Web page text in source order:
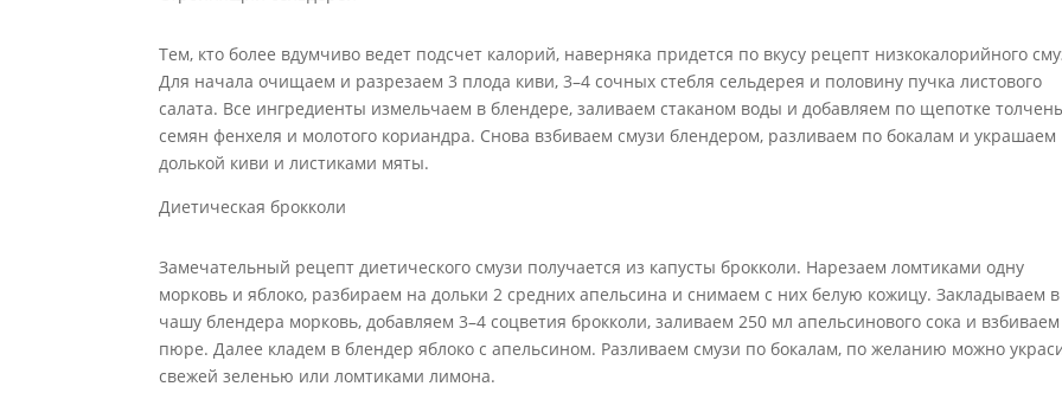
Тем, кто более вдумчиво ведет подсчет калорий, наверняка придется по вкусу рецепт низкокалорийного
Для начала очищаем и разрезаем 3 плода киви, 3–4 сочных стебля сельдерея и половину пучка листового
салата. Все ингредиенты измельчаем в блендере, заливаем стаканом воды и добавляем по щепотке
семян фенхеля и молотого кориандра. Снова взбиваем смузи блендером, разливаем по бокалам и украшаем
долькой киви и листиками мяты.
Диетическая брокколи
Замечательный рецепт диетического смузи получается из капусты брокколи. Нарезаем ломтиками одну
морковь и яблоко, разбираем на дольки 2 средних апельсина и снимаем с них белую кожицу. Закладываем в
чашу блендера морковь, добавляем 3–4 соцветия брокколи, заливаем 250 мл апельсинового сока и взбиваем
пюре. Далее кладем в блендер яблоко с апельсином. Разливаем смузи по бокалам, по желанию можно
свежей зеленью или ломтиками лимона.